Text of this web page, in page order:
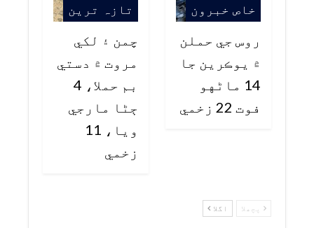
خاص خبرون
روس جي حملن
۾ يوڪرين جا
14 ماڻهو
فوت 22 زخمي
تازہ ترین
چمن ۽ لکي
مروت ۾ دستي
بم حملا، 4
ڄڻا مارجي
ويا، 11
زخمي
پچھلا اگلا